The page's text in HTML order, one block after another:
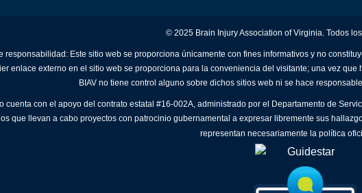
© 2025 Brain Injury Association of Virginia. Todos
responsabilidad: Este sitio web se proporciona únicamente con fines informativos y no
enlace externo en el sitio web se proporciona para la conveniencia del visitante; una vez
BIAV no tiene control alguno sobre dichos sitios web ni se hace
cuenta con el apoyo del contrato estatal #16-002A, administrado por el Departamento de
que llevan a cabo proyectos con patrocinio gubernamental a expresar libremente sus
representan necesariamente la política